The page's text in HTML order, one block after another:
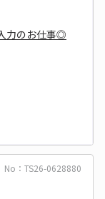
力のお仕事◎
No：TS26-0628880